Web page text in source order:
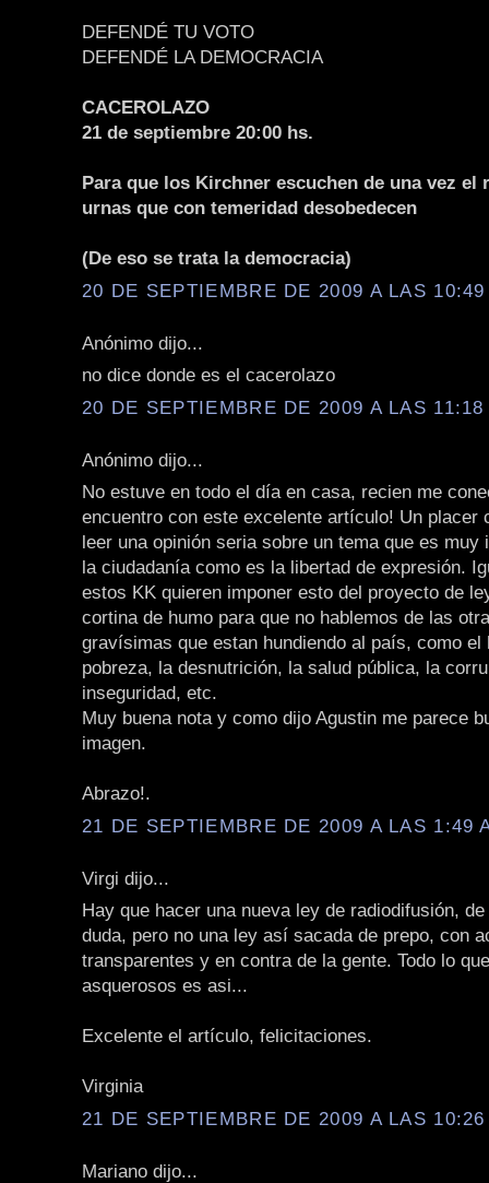
DEFENDÉ TU VOTO
DEFENDÉ LA DEMOCRACIA
CACEROLAZO
21 de septiembre 20:00 hs.
Para que los Kirchner escuchen de una vez el
urnas que con temeridad desobedecen
(De eso se trata la democracia)
20 DE SEPTIEMBRE DE 2009 A LAS 10:49
Anónimo dijo...
no dice donde es el cacerolazo
20 DE SEPTIEMBRE DE 2009 A LAS 11:18
Anónimo dijo...
No estuve en todo el día en casa, recien me
encuentro con este excelente artículo! Un placer
leer una opinión seria sobre un tema que es muy
la ciudadanía como es la libertad de expresión.
estos KK quieren imponer esto del proyecto de
cortina de humo para que no hablemos de las
gravísimas que estan hundiendo al país, como el
pobreza, la desnutrición, la salud pública, la
inseguridad, etc.
Muy buena nota y como dijo Agustin me parece
imagen.
Abrazo!.
21 DE SEPTIEMBRE DE 2009 A LAS 1:49
Virgi dijo...
Hay que hacer una nueva ley de radiodifusión,
duda, pero no una ley así sacada de prepo, con
transparentes y en contra de la gente. Todo lo
asquerosos es asi...
Excelente el artículo, felicitaciones.
Virginia
21 DE SEPTIEMBRE DE 2009 A LAS
Mariano dijo...